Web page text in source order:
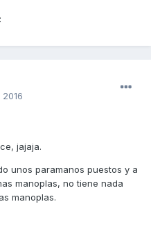
jajaja.
unos paramanos puestos y a
manoplas, no tiene nada
manoplas.